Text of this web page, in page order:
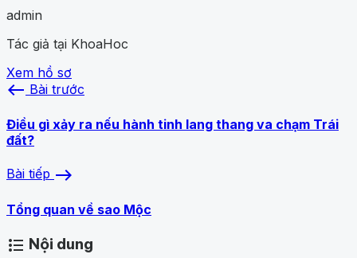
admin
Tác giả tại KhoaHoc
Xem hồ sơ
west Bài trước
Điều gì xảy ra nếu hành tinh lang thang va chạm Trái
đất?
Bài tiếp east
Tổng quan về sao Mộc
format_list_bulleted Nội dung